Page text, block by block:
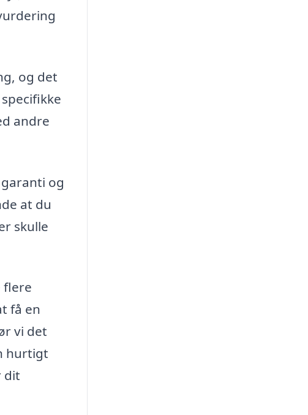
og det
andre
og
at du
skulle
flere
få en
vi det
hurtigt
dit